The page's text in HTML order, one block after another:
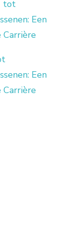
tot
Een
Carrière
Een
Carrière